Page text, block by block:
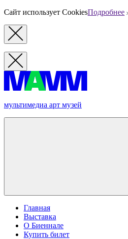
Сайт использует CookiesПодробнее
мультимедиа арт музей
Главная
Выставка
О Биеннале
Купить билет